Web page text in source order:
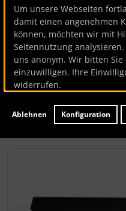
Tür
Bauknecht
Tür
Hersteller: Bauknecht
Lieferzeit: ca. 7 Werktage
Um unsere Webseiten
damit einen angenehmen
können, möchten wir mit
Seitennutzung
uns anonym. Wir bitten
einzuwilligen. Ihre
widerrufen.
Ablehnen Konfiguration